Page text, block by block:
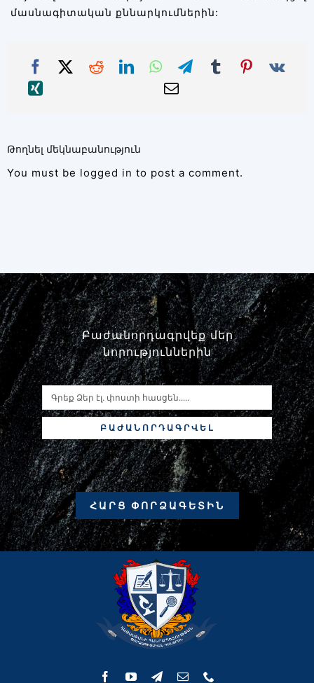
մասնագիտական քննարկումներին:
Թողնել մեկնաբանություն
You must be logged in to post a comment.
Բաժանորդագրվեք մեր
նորություններին
ԲԱԺԱՆՈՐԴԱԳՐՎԵԼ
ՀԱՐՑ ՓՈՐՁԱԳԵՏԻՆ